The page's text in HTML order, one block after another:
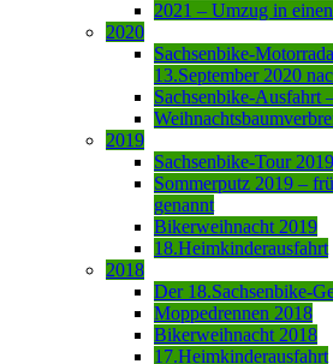
2021 – Umzug in
2020
Sachsenbike-
13.September 2020
Sachsenbike-Ausfahrt
2019
Sachsenbike-Tour
Sommerputz 2019 –
genannt
Bikerweihnacht 2019
18.Heimkinderausfahrt
2018
Der 18.Sachsenbike-
Moppedrennen 2018
Bikerweihnacht 2018
17.Heimkinderausfahrt